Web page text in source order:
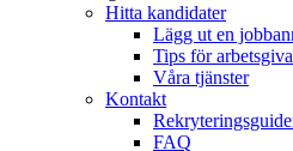
Hitta kandidater
Lägg ut en
Tips för
Våra tjänster
Kontakt
FAQ